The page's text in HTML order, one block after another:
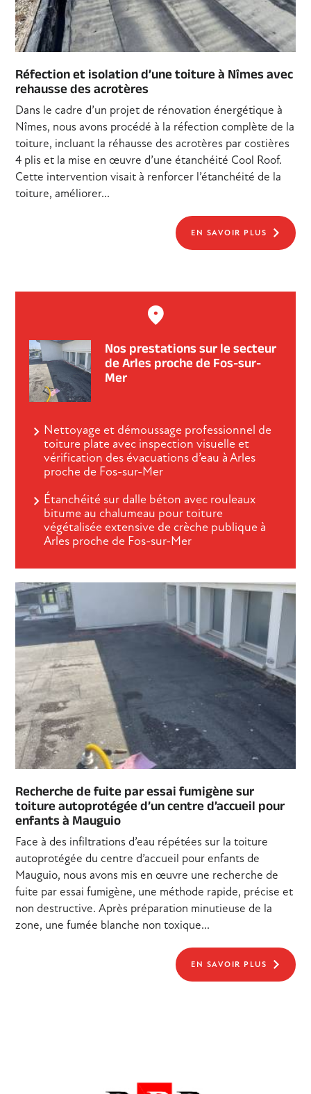
Réfection et isolation d’une toiture à Nîmes avec
rehausse des acrotères
Dans le cadre d’un projet de rénovation énergétique à
Nîmes, nous avons procédé à la réfection complète de la
toiture, incluant la réhausse des acrotères par costières
4 plis et la mise en œuvre d’une étanchéité Cool Roof.
Cette intervention visait à renforcer l’étanchéité de la
toiture, améliorer...
EN SAVOIR PLUS
Nos prestations sur le secteur
de Arles proche de Fos-sur-
Mer
Nettoyage et démoussage professionnel de
toiture plate avec inspection visuelle et
vérification des évacuations d’eau à Arles
proche de Fos-sur-Mer
Étanchéité sur dalle béton avec rouleaux
bitume au chalumeau pour toiture
végétalisée extensive de crèche publique à
Arles proche de Fos-sur-Mer
Recherche de fuite par essai fumigène sur
toiture autoprotégée d’un centre d’accueil pour
enfants à Mauguio
Face à des infiltrations d’eau répétées sur la toiture
autoprotégée du centre d’accueil pour enfants de
Mauguio, nous avons mis en œuvre une recherche de
fuite par essai fumigène, une méthode rapide, précise et
non destructive. Après préparation minutieuse de la
zone, une fumée blanche non toxique...
EN SAVOIR PLUS